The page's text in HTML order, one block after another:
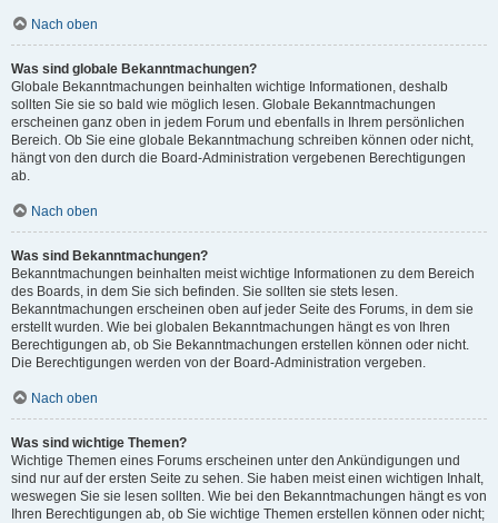
Nach oben
Was sind globale Bekanntmachungen?
Globale Bekanntmachungen beinhalten wichtige Informationen, deshalb
sollten Sie sie so bald wie möglich lesen. Globale Bekanntmachungen
erscheinen ganz oben in jedem Forum und ebenfalls in Ihrem persönlichen
Bereich. Ob Sie eine globale Bekanntmachung schreiben können oder nicht,
hängt von den durch die Board-Administration vergebenen Berechtigungen
ab.
Nach oben
Was sind Bekanntmachungen?
Bekanntmachungen beinhalten meist wichtige Informationen zu dem Bereich
des Boards, in dem Sie sich befinden. Sie sollten sie stets lesen.
Bekanntmachungen erscheinen oben auf jeder Seite des Forums, in dem sie
erstellt wurden. Wie bei globalen Bekanntmachungen hängt es von Ihren
Berechtigungen ab, ob Sie Bekanntmachungen erstellen können oder nicht.
Die Berechtigungen werden von der Board-Administration vergeben.
Nach oben
Was sind wichtige Themen?
Wichtige Themen eines Forums erscheinen unter den Ankündigungen und
sind nur auf der ersten Seite zu sehen. Sie haben meist einen wichtigen Inhalt,
weswegen Sie sie lesen sollten. Wie bei den Bekanntmachungen hängt es von
Ihren Berechtigungen ab, ob Sie wichtige Themen erstellen können oder nicht;